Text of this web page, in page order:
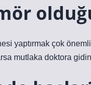
yaptırmak çok
mutlaka doktora